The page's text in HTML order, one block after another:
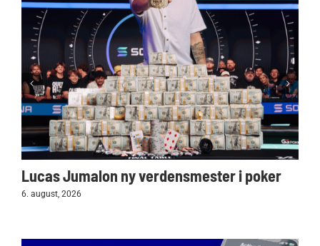
Lucas Jumalon ny verdensmester i poker
6. august, 2026